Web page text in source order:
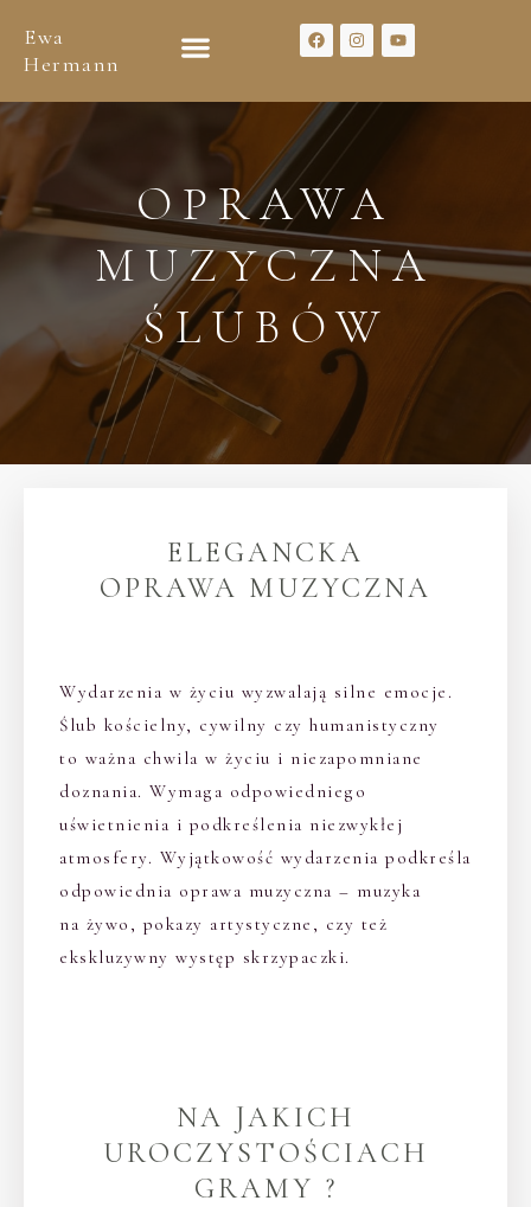
Ewa
Hermann
OPRAWA
MUZYCZNA
ŚLUBÓW
ELEGANCKA
OPRAWA MUZYCZNA
Wydarzenia w życiu wyzwalają silne emocje.
Ślub kościelny, cywilny czy humanistyczny
to ważna chwila w życiu i niezapomniane
doznania. Wymaga odpowiedniego
uświetnienia i podkreślenia niezwykłej
atmosfery. Wyjątkowość wydarzenia podkreśla
odpowiednia oprawa muzyczna – muzyka
na żywo, pokazy artystyczne, czy też
ekskluzywny występ skrzypaczki.
NA JAKICH
UROCZYSTOŚCIACH
GRAMY ?